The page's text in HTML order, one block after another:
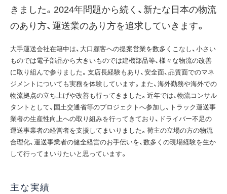
きました。2024年問題から続く、新たな日本の物流
のあり方、運送業のあり方を追求していきます。
大手運送会社在籍中は、大口顧客への提案営業を数多くこなし、小さい
ものでは電子部品から大きいものでは建機部品等、様々な物流の改善
に取り組んで参りました。支店長経験もあり、安全面、品質面でのマネ
ジメントについても実務を体験しています。また、海外勤務や海外での
物流拠点の立ち上げや改善も行ってきました。近年では、物流コンサル
タントとして、国土交通省等のプロジェクトへ参加し、トラック運送事
業者の生産性向上への取り組みを行ってきており、ドライバー不足の
運送事業者の経営者を支援してまいりました。荷主の立場の方の物流
合理化、運送事業者の健全経営のお手伝いを、数多くの現場経験を生か
して行ってまいりたいと思っています。
主な実績